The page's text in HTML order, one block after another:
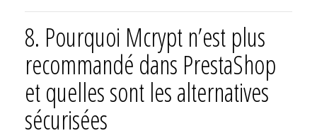
8. Pourquoi Mcrypt n’est plus
recommandé dans PrestaShop
et quelles sont les alternatives
sécurisées